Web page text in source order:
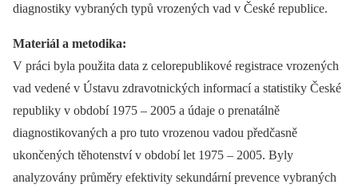
diagnostiky vybraných typů vrozených vad v České republice.
Materiál a metodika:
V práci byla použita data z celorepublikové registrace vrozených
vad vedené v Ústavu zdravotnických informací a statistiky České
republiky v období 1975 –⁠ 2005 a údaje o prenatálně
diagnostikovaných a pro tuto vrozenou vadou předčasně
ukončených těhotenství v období let 1975 –⁠ 2005. Byly
analyzovány průměry efektivity sekundární prevence vybraných